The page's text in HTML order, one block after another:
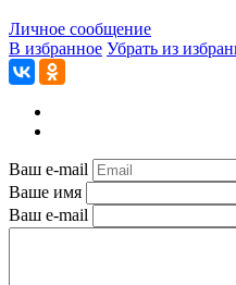
Личное сообщение
В избранное Убрать из
Ваш e-mail
Ваше имя
Ваш e-mail